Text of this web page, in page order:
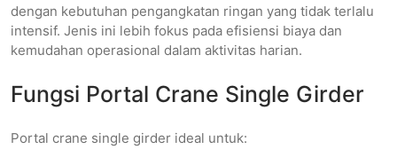
dengan kebutuhan pengangkatan ringan yang tidak terlalu
intensif. Jenis ini lebih fokus pada efisiensi biaya dan
kemudahan operasional dalam aktivitas harian.
Fungsi Portal Crane Single Girder
Portal crane single girder ideal untuk: